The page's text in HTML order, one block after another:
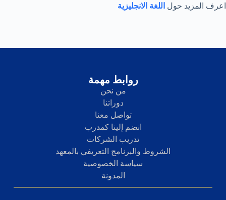
اعرف المزيد حول اللغة الانجليزية
روابط مهمة
من نحن
دوراتنا
تواصل معنا
انضم إلينا كمدرب
تدريب الشركات
الشروط والبرنامج التعريفي بالمعهد
سياسة الخصوصية
المدونة